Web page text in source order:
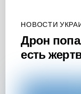
НОВОСТИ
Дрон
есть